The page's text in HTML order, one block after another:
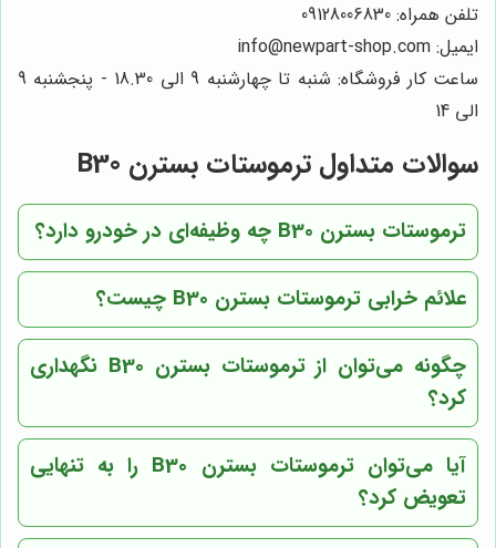
تلفن همراه: 09128006830
ایمیل: info@newpart-shop.com
ساعت کار فروشگاه: شنبه تا چهارشنبه 9 الی 18.30 - پنجشنبه 9
الی 14
سوالات متداول ترموستات بسترن B30
ترموستات بسترن B30 چه وظیفه‌ای در خودرو دارد؟
علائم خرابی ترموستات بسترن B30 چیست؟
چگونه می‌توان از ترموستات بسترن B30 نگهداری
کرد؟
آیا می‌توان ترموستات بسترن B30 را به تنهایی
تعویض کرد؟